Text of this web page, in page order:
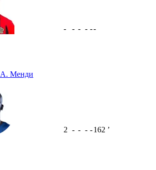
А. Менди
- - - - --
2 - - - -162 ʼ